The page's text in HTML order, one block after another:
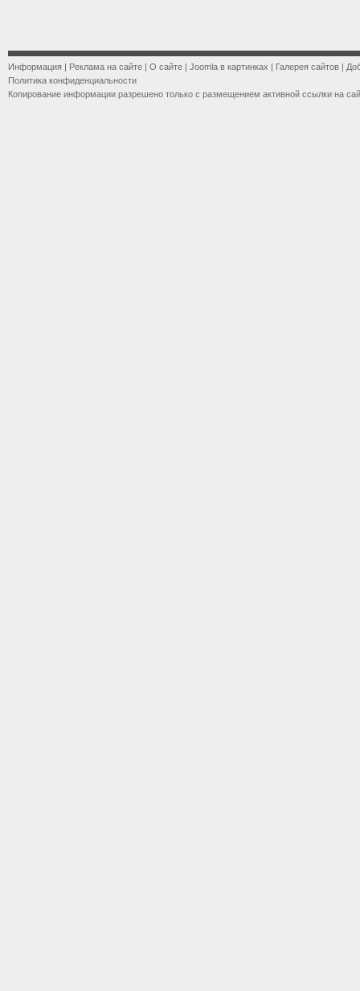
Информация | Реклама на сайте | О сайте | Joomla в картинках | Галерея сайтов |
Политика конфиденциальности
Копирование информации разрешено только с размещением активной ссылки на